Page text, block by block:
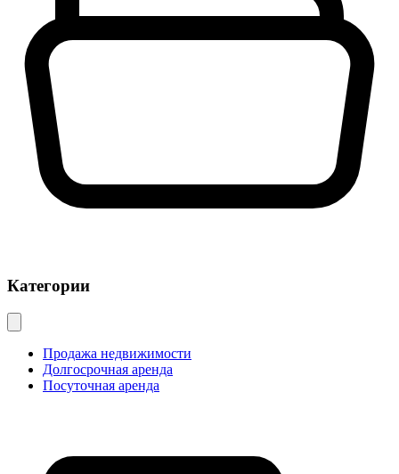
Категории
Продажа недвижимости
Долгосрочная аренда
Посуточная аренда